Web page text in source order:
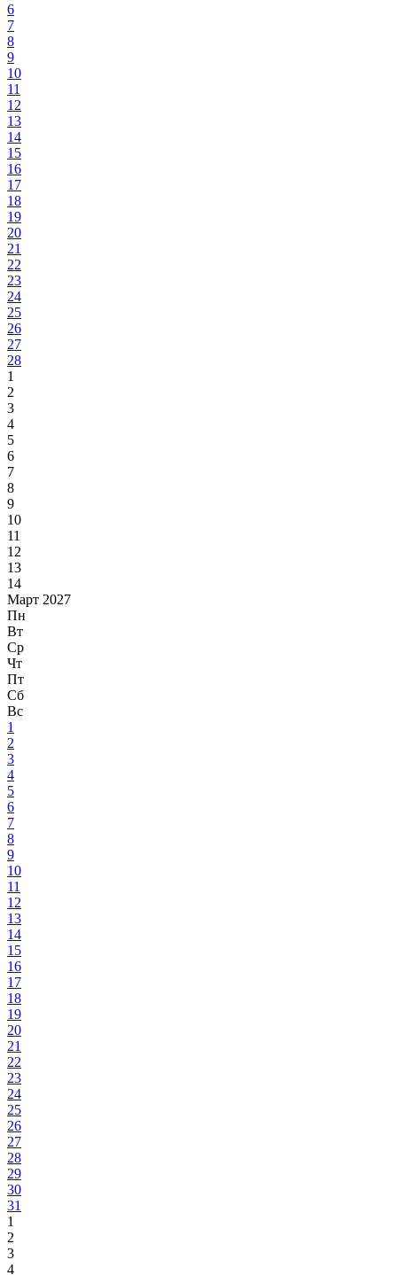
6
7
8
9
10
11
12
13
14
15
16
17
18
19
20
21
22
23
24
25
26
27
28
1
2
3
4
5
6
7
8
9
10
11
12
13
14
Март 2027
Пн
Вт
Ср
Чт
Пт
Сб
Вс
1
2
3
4
5
6
7
8
9
10
11
12
13
14
15
16
17
18
19
20
21
22
23
24
25
26
27
28
29
30
31
1
2
3
4